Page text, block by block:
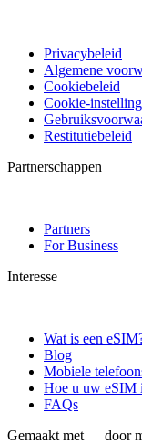
Privacybeleid
Algemene
Cookiebeleid
Cookie-
Restitutiebeleid
Partnerschappen
Partners
For Business
Interesse
Wat is een
Blog
Mobiele
Hoe u uw eSIM
FAQs
Gemaakt met
door